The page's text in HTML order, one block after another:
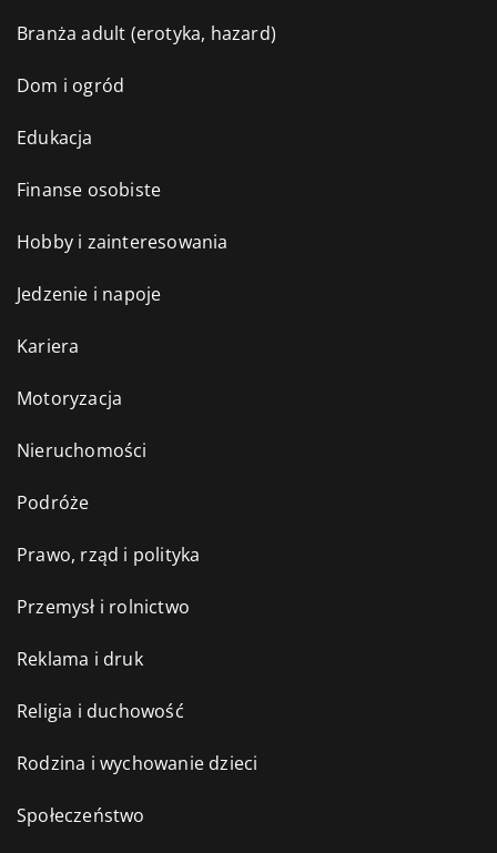
Branża adult (erotyka, hazard)
Dom i ogród
Edukacja
Finanse osobiste
Hobby i zainteresowania
Jedzenie i napoje
Kariera
Motoryzacja
Nieruchomości
Podróże
Prawo, rząd i polityka
Przemysł i rolnictwo
Reklama i druk
Religia i duchowość
Rodzina i wychowanie dzieci
Społeczeństwo